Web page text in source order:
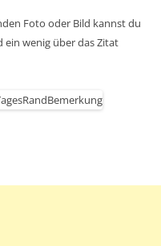
Foto oder Bild kannst du
ein wenig über das Zitat